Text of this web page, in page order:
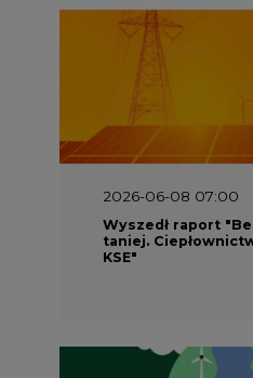
2026-06-08 07:00
Wyszedł raport
taniej.
KSE"